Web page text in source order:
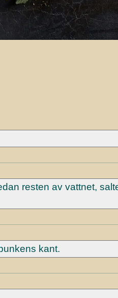
resten av vattnet,
kant.